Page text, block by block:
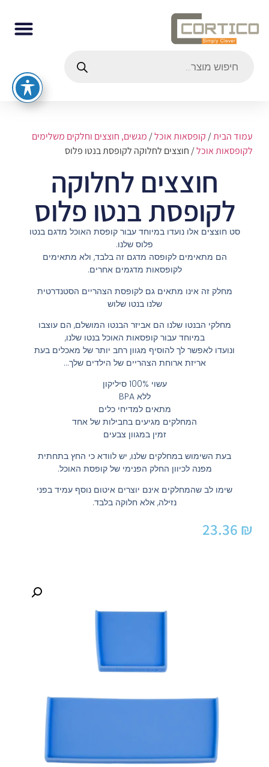
עמוד הבית/קופסאות אוכל/מגשים, חוצצים וחלקים משלימים
לקופסאות אוכל/ חוצצים לחלוקה לקופסת בנטו פלוס
חוצצים לחלוקה
לקופסת בנטו פלוס
סט חוצצים אלו נועדו במיוחד עבור קופסת האוכל מדגם בנטו
פלוס שלנו.
הם מתאימים לקופסה מדגם זה בלבד, ולא מתאימים
לקופסאות מדגמים אחרים.
מחלק זה אינו מתאים גם לקופסת הצהריים הסטנדרטית
שלנו בנטו שלוש
מחלקי הבנטו שלנו הם אביזר הבנטו המושלם, הם עוצבו
במיוחד עבור קופסאות האוכל בנטו שלנו,
ונועדו לאפשר לך להוסיף מגוון רחב יותר של מאכלים בעת
אריזת ארוחת הצהריים של הילדים שלך…
עשוי 100% סיליקון
ללא BPA
מתאים למדיחי כלים
המחלקים מגיעים בחבילות של אחד
זמין במגוון צבעים
בעת השימוש במחלקים שלנו, יש לוודא כי החץ בתחתית
מפנה לכיוון החלק הפנימי של קופסת האוכל.
שימו לב שהמחלקים אינם יוצרים איטום נוסף עמיד בפני
נזילה, אלא חלוקה בלבד.
23.36 ₪